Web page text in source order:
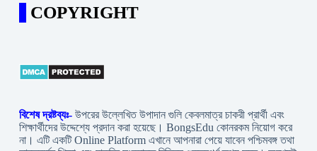
COPYRIGHT
বিশেষ দ্রষ্টব্যঃ- উপরের উল্লেখিত উপাদান গুলি কেবলমাত্র চাকরী প্রার্থী এবং
শিক্ষার্থীদের উদ্দেশ্যে প্রদান করা হয়েছে। BongsEdu কোনরকম নিয়োগ করে
না। এটি একটি Online Platform এখানে আপনারা পেয়ে যাবেন পশ্চিমবঙ্গ তথা